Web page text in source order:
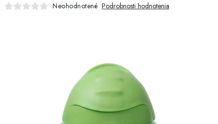
DARČEKOVÉ BOXY
Neohodnotené Podrobnosti hodnotenia